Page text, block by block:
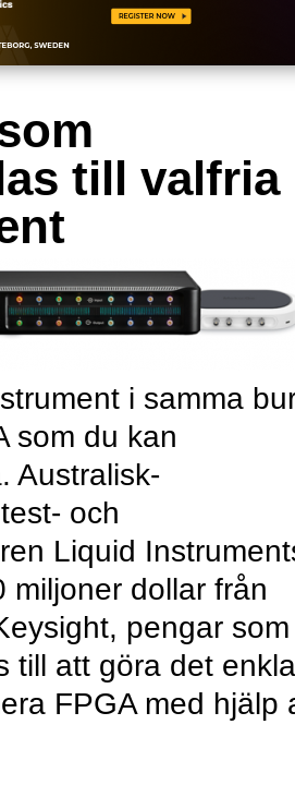
till valfria
i samma
som du kan
Australisk-
och
Liquid
miljoner dollar från
pengar som
till att göra det
FPGA med hjälp